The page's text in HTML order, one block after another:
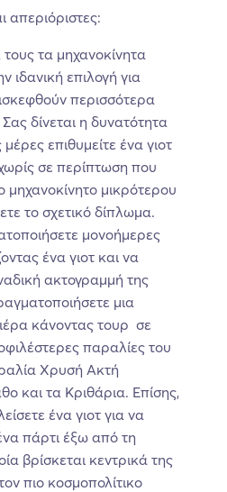
απεριόριστες:
τα μηχανοκίνητα
ιδανική επιλογή για
περισσότερα
Σας δίνεται η δυνατότητα
επιθυμείτε ένα γιοτ
σε περίπτωση που
μηχανοκίνητο μικρότερου
το σχετικό δίπλωμα.
μονοήμερες
ένα γιοτ και να
ακτογραμμή της
μια
κάνοντας τουρ σε
παραλίες του
Χρυσή Ακτή
και τα Κριθάρια. Επίσης,
ένα γιοτ για να
πάρτι έξω από τη
βρίσκεται κεντρικά της
πιο κοσμοπολίτικο